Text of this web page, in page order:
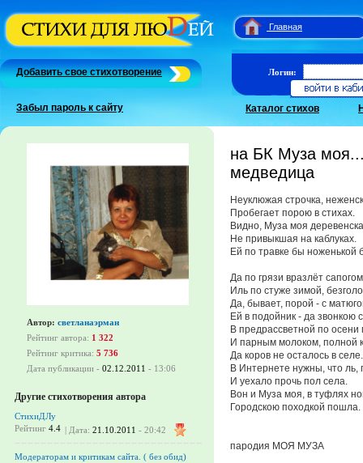
Главная
Добавить свое стихотворение
Забыл пароль к сайту
Логин:
Каталог стихов
Автор: светланаэрман
Рейтинг автора: 1 322
Рейтинг критика: 5 736
Дата публикации - 02.12.2011 - 13:06
Другие стихотворения автора
СтихиДЛу
Рейтинг 4.4 | Дата: 21.10.2011 - 20:42
Модераторам и критикам сайта. ( без обид)
на БК Муза
медведица
Неуклюжая строчка,
Пробегает порою в стихах.
Видно, Муза моя
Не привыкшая на каблуках.
Ей по травке бы ноженькой
Да по грязи вразлёт
Иль по стуже зимой,
Да, бывает, порой - с
Ей в подойник - да звонкою
В предрассветной по осени
И парным молоком, полной
Да коров не осталось в селе.
В Интернете нужны, что ль,
И уехало прочь пол села.
Вон и Муза моя, в туфлях
Городскою походкой пошла.
пародия МОЯ МУЗА